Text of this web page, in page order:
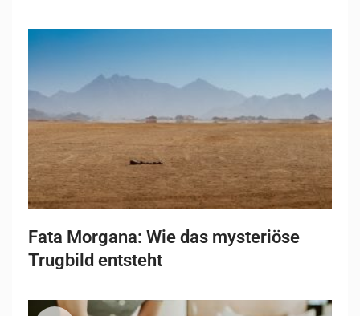
Fata Morgana: Wie das mysteriöse
Trugbild entsteht